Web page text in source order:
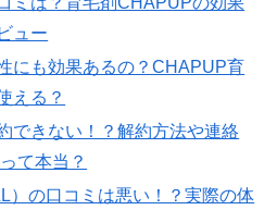
ュー
にも効果あるの？CHAPUP育
える？
できない！？解約方法や連絡
て本当？
）の口コミは悪い！？実際の体